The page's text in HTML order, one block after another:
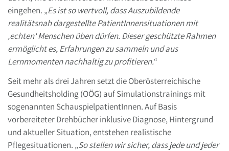
eingehen. „Es ist so wertvoll, dass Auszubildende
realitätsnah dargestellte PatientInnensituationen mit
‚echten‘ Menschen üben dürfen. Dieser geschützte Rahmen
ermöglicht es, Erfahrungen zu sammeln und aus
Lernmomenten nachhaltig zu profitieren.“
Seit mehr als drei Jahren setzt die Oberösterreichische
Gesundheitsholding (OÖG) auf Simulationstrainings mit
sogenannten SchauspielpatientInnen. Auf Basis
vorbereiteter Drehbücher inklusive Diagnose, Hintergrund
und aktueller Situation, entstehen realistische
Pflegesituationen. „So stellen wir sicher, dass jede und jeder